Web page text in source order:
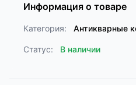
Информация о товаре
Категория: Антикварные
Статус: В наличии